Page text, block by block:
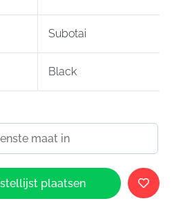
Subotai
Black
plaatsen